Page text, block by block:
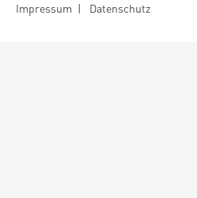
Impressum | Datenschutz